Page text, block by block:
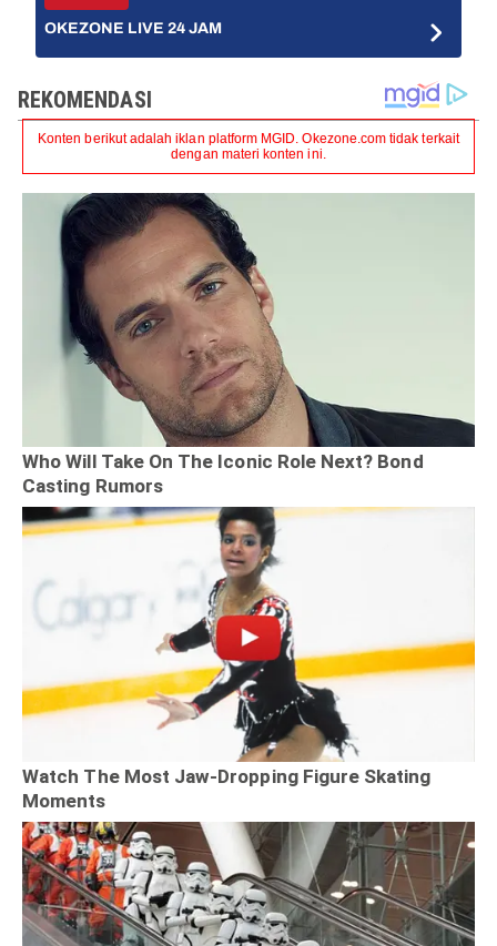
OKEZONE LIVE 24 JAM